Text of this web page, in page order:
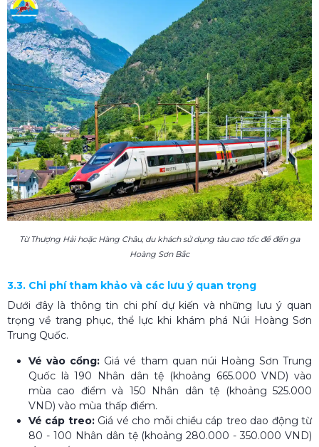
Từ Thượng Hải hoặc Hàng Châu, du khách sử dụng tàu cao tốc để đến ga
Hoàng Sơn Bắc
3.3. Chi phí tham khảo và các lưu ý quan trọng
Dưới đây là thông tin chi phí dự kiến và những lưu ý quan
trọng về trang phục, thể lực khi khám phá Núi Hoàng Sơn
Trung Quốc.
Vé vào cổng: Giá vé tham quan núi Hoàng Sơn Trung
Quốc là 190 Nhân dân tệ (khoảng 665.000 VND) vào
mùa cao điểm và 150 Nhân dân tệ (khoảng 525.000
VND) vào mùa thấp điểm.
Vé cáp treo: Giá vé cho mỗi chiều cáp treo dao động từ
80 - 100 Nhân dân tệ (khoảng 280.000 - 350.000 VND)